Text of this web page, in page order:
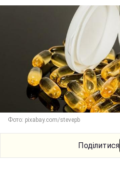
Фото: pixabay.com/stevepb
Поділитися